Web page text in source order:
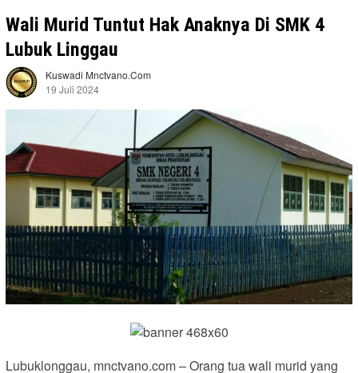
Wali Murid Tuntut Hak Anaknya Di SMK 4
Lubuk Linggau
Kuswadi Mnctvano.com
19 Juli 2024
Lubuklonggau, mnctvano.com – Orang tua wali murid yang